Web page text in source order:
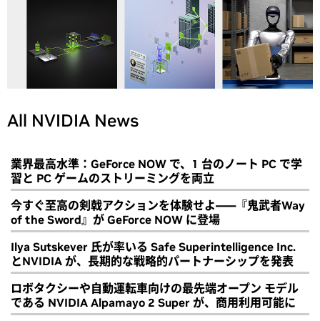
All NVIDIA News
業界最高水準：GeForce NOW で、1 台のノート PC で学
習と PC ゲームのストリーミングを両立
今すぐ至高の剣戟アクションを体験せよ――『鬼武者Way
of the Sword』が GeForce NOW に登場
Ilya Sutskever 氏が率いる Safe Superintelligence Inc.
とNVIDIA が、長期的な戦略的パートナーシップを発表
ロボタクシーや自動運転車向けの最先端オープン モデル
である NVIDIA Alpamayo 2 Super が、商用利用可能に